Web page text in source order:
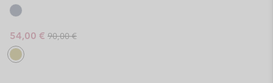
Sale price:
54,00 € Regular price:
90,00 €